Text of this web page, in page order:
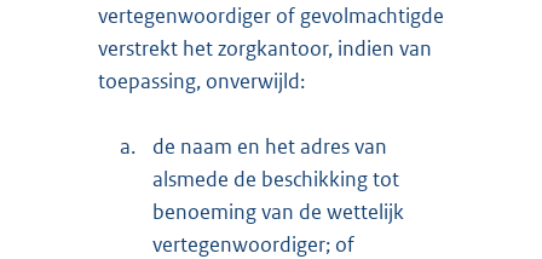
vertegenwoordiger of gevolmachtigde
verstrekt het zorgkantoor, indien van
toepassing, onverwijld:
a.
de naam en het adres van
alsmede de beschikking tot
benoeming van de wettelijk
vertegenwoordiger; of